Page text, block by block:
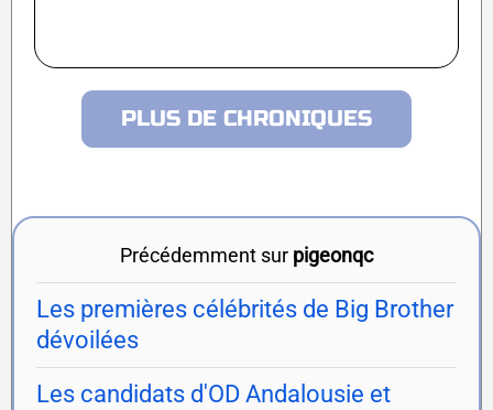
PLUS DE CHRONIQUES
Précédemment sur pigeonqc
Les premières célébrités de Big Brother
dévoilées
Les candidats d'OD Andalousie et